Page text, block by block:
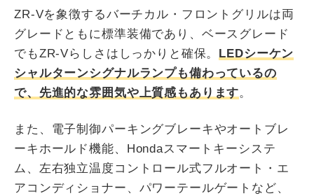
ZR-Vを象徴するバーチカル・フロントグリルは両
グレードともに標準装備であり、ベースグレード
でもZR-Vらしさはしっかりと確保。
LEDシーケン
シャルターンシグナルランプも備わっているの
で、先進的な雰囲気や上質感もあります。
また、電子制御パーキングブレーキやオートブレ
ーキホールド機能、Hondaスマートキーシステ
ム、左右独立温度コントロール式フルオート・エ
アコンディショナー、パワーテールゲートなど、